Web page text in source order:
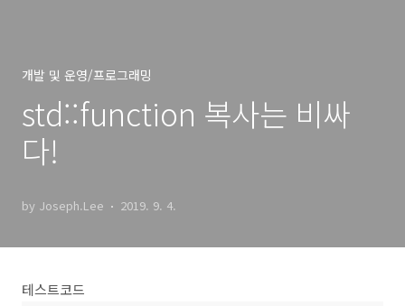
개발 및 운영/프로그래밍
std::function 복사는 비싸
다!
by Joseph.Lee 2019. 9. 4.
테스트코드